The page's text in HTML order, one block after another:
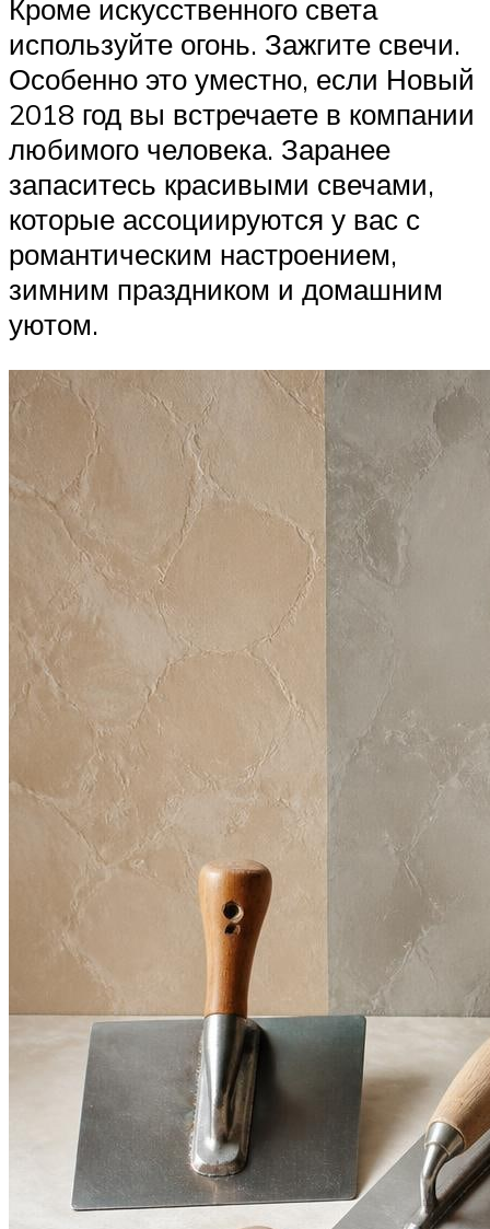
Кроме искусственного света
используйте огонь. Зажгите свечи.
Особенно это уместно, если Новый
2018 год вы встречаете в компании
любимого человека. Заранее
запаситесь красивыми свечами,
которые ассоциируются у вас с
романтическим настроением,
зимним праздником и домашним
уютом.